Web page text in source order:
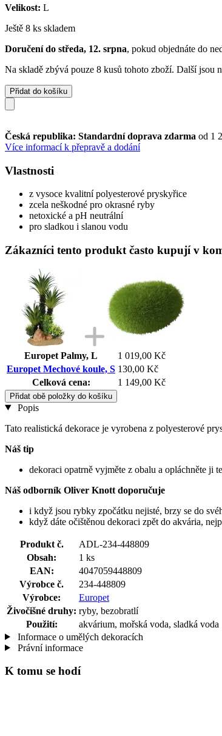
Velikost: L
Ještě 8 ks skladem
Doručení do středa, 12. srpna, pokud objednáte do
Na skladě zbývá pouze 8 kusů tohoto zboží. Další jsou
Přidat do košíku
Česká republika: Standardní doprava zdarma od 1
Více informací k přepravě a dodání
Vlastnosti
z vysoce kvalitní polyesterové pryskyřice
zcela neškodné pro okrasné ryby
netoxické a pH neutrální
pro sladkou i slanou vodu
Zákazníci tento produkt často kupují v
Europet Palmy, L
1 019,00 Kč
Europet Mechové koule, S 130,00 Kč
Celková cena:
1 149,00 Kč
Přidat obě položky do košíku
Popis
Tato realistická dekorace je vyrobena z polyesterové
Náš tip
dekoraci opatrně vyjměte z obalu a opláchněte ji
Náš odborník Oliver Knott doporučuje
i když jsou rybky zpočátku nejisté, brzy se do
když dáte očištěnou dekoraci zpět do akvária,
Produkt č.
ADL-234-448809
Obsah:
1 ks
EAN:
4047059448809
Výrobce č.
234-448809
Výrobce:
Europet
Živočišné druhy: ryby, bezobratlí
Použití:
akvárium, mořská voda, sladká voda
Informace o umělých dekoracích
Právní informace
K tomu se hodí